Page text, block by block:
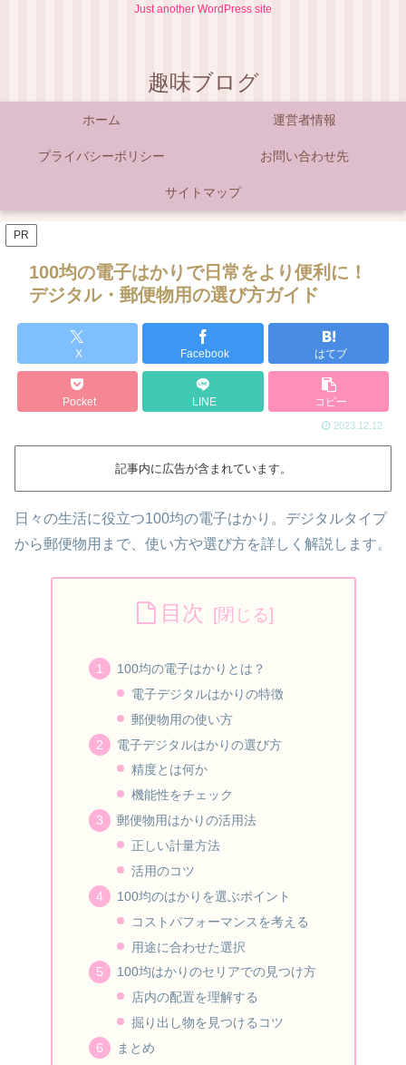
Just another WordPress site
趣味ブログ
ホーム 運営者情報
プライバシーポリシー お問い合わせ先
サイトマップ
PR
100均の電子はかりで日常をより便利に！
デジタル・郵便物用の選び方ガイド
X Facebook はてブ
Pocket LINE コピー
2023.12.12
記事内に広告が含まれています。
日々の生活に役立つ100均の電子はかり。デジタルタイプ
から郵便物用まで、使い方や選び方を詳しく解説します。
目次
100均の電子はかりとは？
電子デジタルはかりの特徴
郵便物用の使い方
電子デジタルはかりの選び方
精度とは何か
機能性をチェック
郵便物用はかりの活用法
正しい計量方法
活用のコツ
100均のはかりを選ぶポイント
コストパフォーマンスを考える
用途に合わせた選択
100均はかりのセリアでの見つけ方
店内の配置を理解する
掘り出し物を見つけるコツ
まとめ